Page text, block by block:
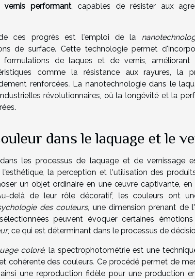
vernis performant, capables de résister aux
ces progrès est l'emploi de la
de surface. Cette technologie permet
de laques et de vernis, améliorant
comme la résistance aux rayures, la
renforcées. La nanotechnologie dans le
révolutionnaires, où la longévité et la
dans le laquage et le
les processus de laquage et de vernissage
la perception et l'utilisation des
un objet ordinaire en une œuvre captivante, en
delà de leur rôle décoratif, les couleurs ont
des couleurs, une dimension prenant de
peuvent évoquer certaines
, ce qui est déterminant dans le processus de
coloré, la spectrophotométrie est une
cohérente des couleurs. Ce procédé permet de
une reproduction fidèle pour une production